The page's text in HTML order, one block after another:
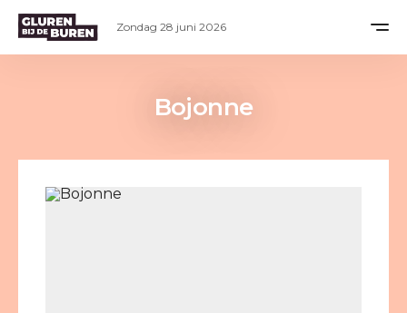
Bojonne
Zondag 28 juni 2026